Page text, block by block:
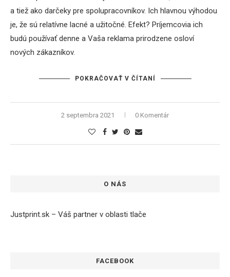
a tiež ako darčeky pre spolupracovníkov. Ich hlavnou výhodou
je, že sú relatívne lacné a užitočné. Efekt? Príjemcovia ich
budú používať denne a Vaša reklama prirodzene osloví
nových zákazníkov.
POKRAČOVAŤ V ČÍTANÍ
2 septembra 2021 0 Komentár
O NÁS
Justprint.sk – Váš partner v oblasti tlače
FACEBOOK